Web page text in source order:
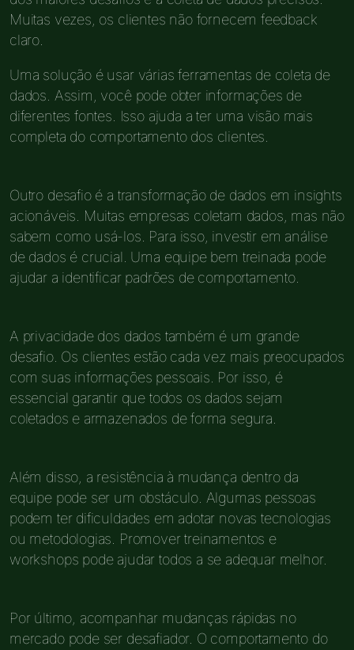
Muitas vezes, os clientes não fornecem feedback
claro.
Uma solução é usar várias ferramentas de coleta de
dados. Assim, você pode obter informações de
diferentes fontes. Isso ajuda a ter uma visão mais
completa do comportamento dos clientes.
Outro desafio é a transformação de dados em insights
acionáveis. Muitas empresas coletam dados, mas não
sabem como usá-los. Para isso, investir em análise
de dados é crucial. Uma equipe bem treinada pode
ajudar a identificar padrões de comportamento.
A privacidade dos dados também é um grande
desafio. Os clientes estão cada vez mais preocupados
com suas informações pessoais. Por isso, é
essencial garantir que todos os dados sejam
coletados e armazenados de forma segura.
Além disso, a resistência à mudança dentro da
equipe pode ser um obstáculo. Algumas pessoas
podem ter dificuldades em adotar novas tecnologias
ou metodologias. Promover treinamentos e
workshops pode ajudar todos a se adequar melhor.
Por último, acompanhar mudanças rápidas no
mercado pode ser desafiador. O comportamento do